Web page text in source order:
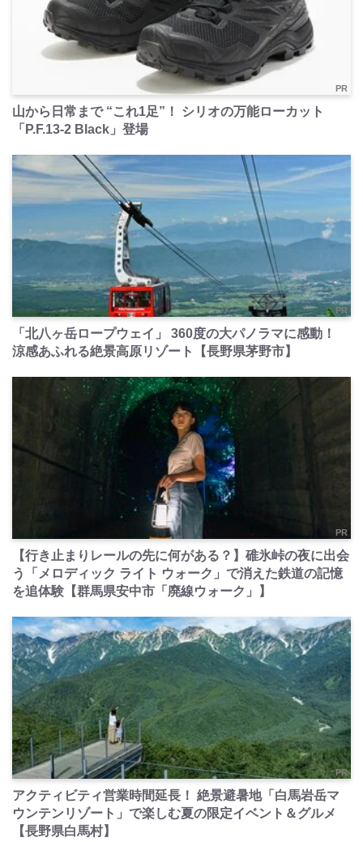
PR
山から日常まで “これ1足”！ シリオの万能ローカット
「P.F.13-2 Black」登場
PR
「北八ヶ岳ロープウェイ」 360度の大パノラマに感動！
涼感あふれる絶景高原リゾート【長野県茅野市】
PR
【行き止まりレールの先に何がある？】碓氷峠の夜に出会
う「メロディック ライト ウォーク」で消えた鉄道の記憶
を追体験【群馬県安中市「廃線ウォーク」】
PR
アクティビティ営業時間延長！ 絶景避暑地「白馬岩岳マ
ウンテンリゾート」で楽しむ夏の限定イベント＆グルメ
【長野県白馬村】